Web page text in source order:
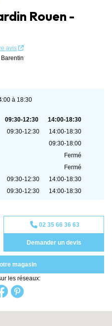
Rouen -
avis
à 18:30
09:30-12:30
14:00-18:30
09:30-12:30
14:00-18:30
09:30-18:00
Fermé
Fermé
09:30-12:30
14:00-18:30
09:30-12:30
14:00-18:30
02 35 66 36 63
Demander un devis
magasin
les réseaux: